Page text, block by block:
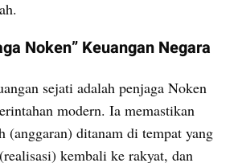
Noken” Keuangan Negara
sejati adalah penjaga Noken
modern. Ia memastikan
(anggaran) ditanam di tempat yang
kembali ke rakyat, dan